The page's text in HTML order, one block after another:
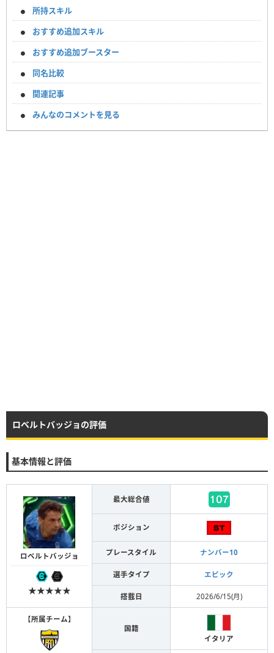
所持スキル
おすすめ追加スキル
おすすめ追加ブースター
同名比較
関連記事
みんなのコメントを見る
ロベルトバッジョの評価
基本情報と評価
ロベルトバッジョ
★★★★★
最大総合値
ポジション
プレースタイル ナンバー10
選手タイプ エピック
搭載日 2026/6/15(月)
【所属チーム】
国籍
イタリア